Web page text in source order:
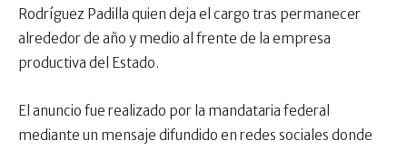
Rodríguez Padilla quien deja el cargo tras permanecer
alrededor de año y medio al frente de la empresa
productiva del Estado.
El anuncio fue realizado por la mandataria federal
mediante un mensaje difundido en redes sociales donde